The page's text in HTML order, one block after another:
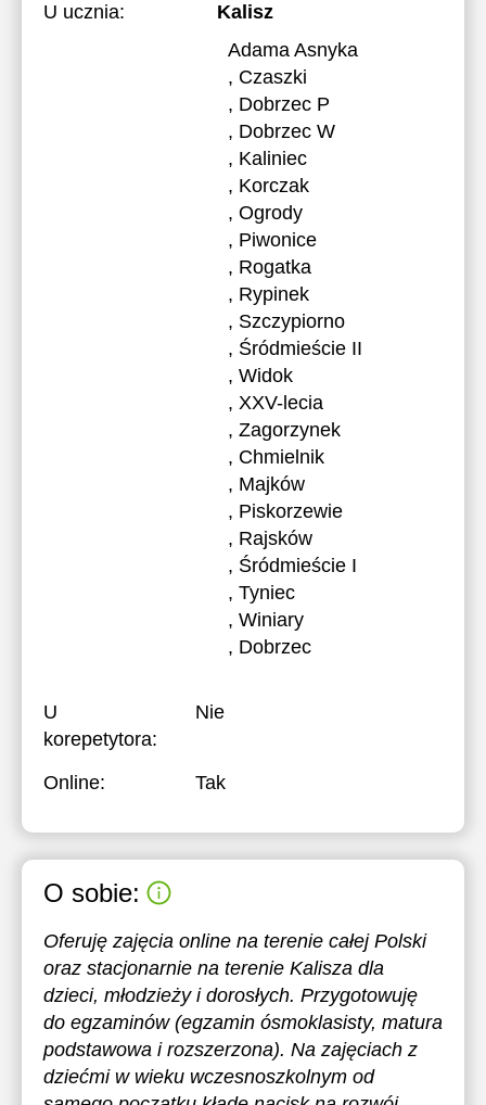
U ucznia:
Kalisz
Adama Asnyka
, Czaszki
, Dobrzec P
, Dobrzec W
, Kaliniec
, Korczak
, Ogrody
, Piwonice
, Rogatka
, Rypinek
, Szczypiorno
, Śródmieście II
, Widok
, XXV-lecia
, Zagorzynek
, Chmielnik
, Majków
, Piskorzewie
, Rajsków
, Śródmieście I
, Tyniec
, Winiary
, Dobrzec
U
korepetytora:
Nie
Online: Tak
O sobie:
Oferuję zajęcia online na terenie całej Polski
oraz stacjonarnie na terenie Kalisza dla
dzieci, młodzieży i dorosłych. Przygotowuję
do egzaminów (egzamin ósmoklasisty, matura
podstawowa i rozszerzona). Na zajęciach z
dziećmi w wieku wczesnoszkolnym od